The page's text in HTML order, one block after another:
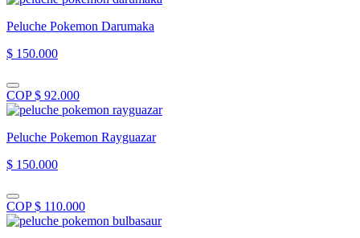
Peluche Pokemon Darumaka
$ 150.000
COP $ 92.000
Peluche Pokemon Rayguazar
$ 150.000
COP $ 110.000